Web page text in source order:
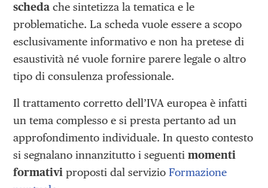
scheda che sintetizza la tematica e le
problematiche. La scheda vuole essere a scopo
esclusivamente informativo e non ha pretese di
esaustività né vuole fornire parere legale o altro
tipo di consulenza professionale.
Il trattamento corretto dell’IVA europea è infatti
un tema complesso e si presta pertanto ad un
approfondimento individuale. In questo contesto
si segnalano innanzitutto i seguentimomenti
formativi proposti dal servizioFormazione